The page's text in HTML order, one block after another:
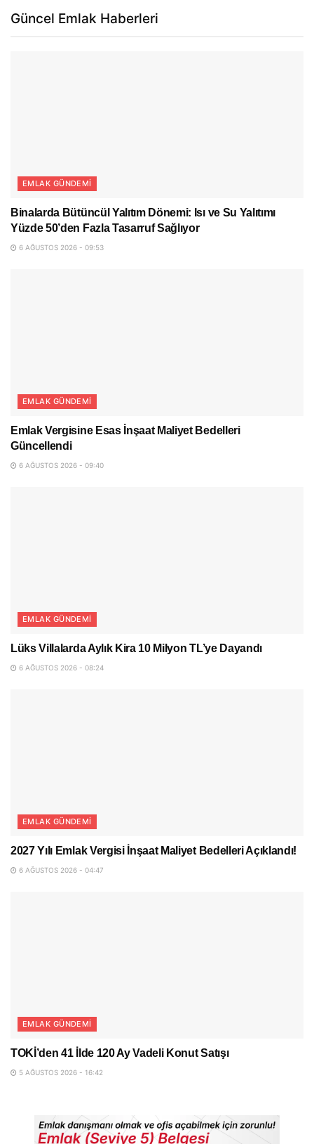
Güncel Emlak Haberleri
EMLAK GÜNDEMI
Binalarda Bütüncül Yalıtım Dönemi: Isı ve Su Yalıtımı
Yüzde 50’den Fazla Tasarruf Sağlıyor
6 AĞUSTOS 2026 - 09:53
EMLAK GÜNDEMI
Emlak Vergisine Esas İnşaat Maliyet Bedelleri
Güncellendi
6 AĞUSTOS 2026 - 09:40
EMLAK GÜNDEMI
Lüks Villalarda Aylık Kira 10 Milyon TL’ye Dayandı
6 AĞUSTOS 2026 - 08:24
EMLAK GÜNDEMI
2027 Yılı Emlak Vergisi İnşaat Maliyet Bedelleri Açıklandı!
6 AĞUSTOS 2026 - 04:47
EMLAK GÜNDEMI
TOKİ’den 41 İlde 120 Ay Vadeli Konut Satışı
5 AĞUSTOS 2026 - 16:42